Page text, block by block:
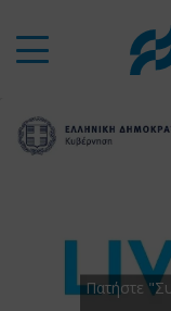
Πατήστε